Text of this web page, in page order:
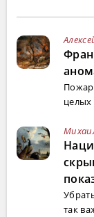
целых
так